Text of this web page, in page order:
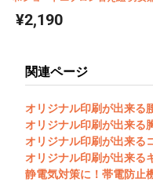
FACEMIX FA9321
¥2,190
関連ページ
オリジナル印刷が出来る
オリジナル印刷が出来る
オリジナル印刷が出来る
オリジナル印刷が出来る
静電気対策に！帯電防止